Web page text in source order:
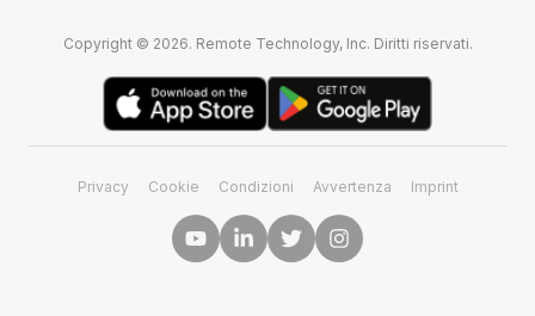
Copyright © 2026. Remote Technology, Inc. Diritti riservati.
Privacy Cookie Condizioni Avvertenza Imprint